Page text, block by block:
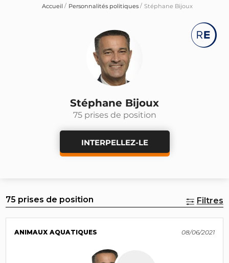
Accueil Personnalités politiques Stéphane Bijoux
Stéphane Bijoux
75 prises de position
INTERPELLEZ-LE
75 prises de position Filtres
ANIMAUX AQUATIQUES 08/06/2021